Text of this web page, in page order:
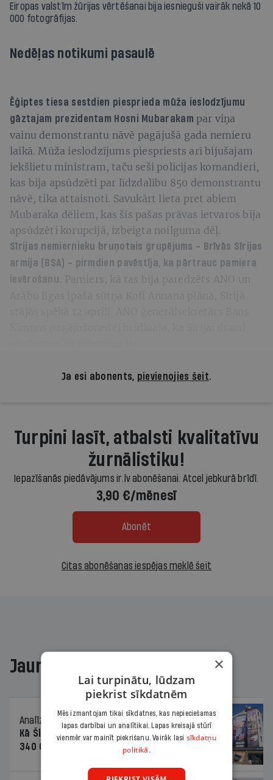
Eiropas valstīm žūrijas vērtēšanai bija iesnieguši vairāk nekā 10
000 fotogrāfijas.
Nedēļas notikumi pasaulē
Ēģiptes tiesa sestdien piesprieda mūža ieslodzījumu
gāztajam prezidentam Hosni Mubarakam par viņa
vainu demonstrantu nāvē pagājušā gada nemieru
laikā. Mūža ieslodzījums piespriests arī bijušajam
iekšlietu ministram, taču seši policijas komandieri,
kas bija apsūdzēti par līdzdalību 850 demonstrantu
nāvē, tika attaisnoti. Savukārt lieta pret abiem
Mubaraka dēliem, kas šīs pašas prāvas ietvaros bija
apsūdzēti korupcijā, izbeigta noilguma dēļ.
Sīrijas nemiernieku bruņotais grupējums - Brīvās Sīrijas
armija (BSA) - pirmdien pavēstīja, ka pārtrauc pamiera
ievērošanu.
Pamiers, kā tas bija paredzēts ANO un
Ja esi abonents, pievienojies šeit.
Turpini lasīt, atbalsti kvalitatīvu
žurnālistiku!
Iepazīšanās piedāvājums ir.lv abonēšanai. Atcel jebkurā brīdī.
3,90 €/mēnesī
Abonēt
Citas abonēšanas iespējas meklē šeit
Jaunākajā žurnālā
Analīze
06.08.2026.
Kā Šlesera partija palika nesodīta par
340 000 vērtu reklāmas kampaņu
×
Lai turpinātu, lūdzam
piekrist sīkdatnēm
Mēs izmantojam tikai sīkdatnes, kas nepieciešamas
lapas darbībai un analītikai. Lapas kreisajā stūrī
vienmēr var mainīt piekrišanu. Vairāk lasi sīkdatņu
politikā.